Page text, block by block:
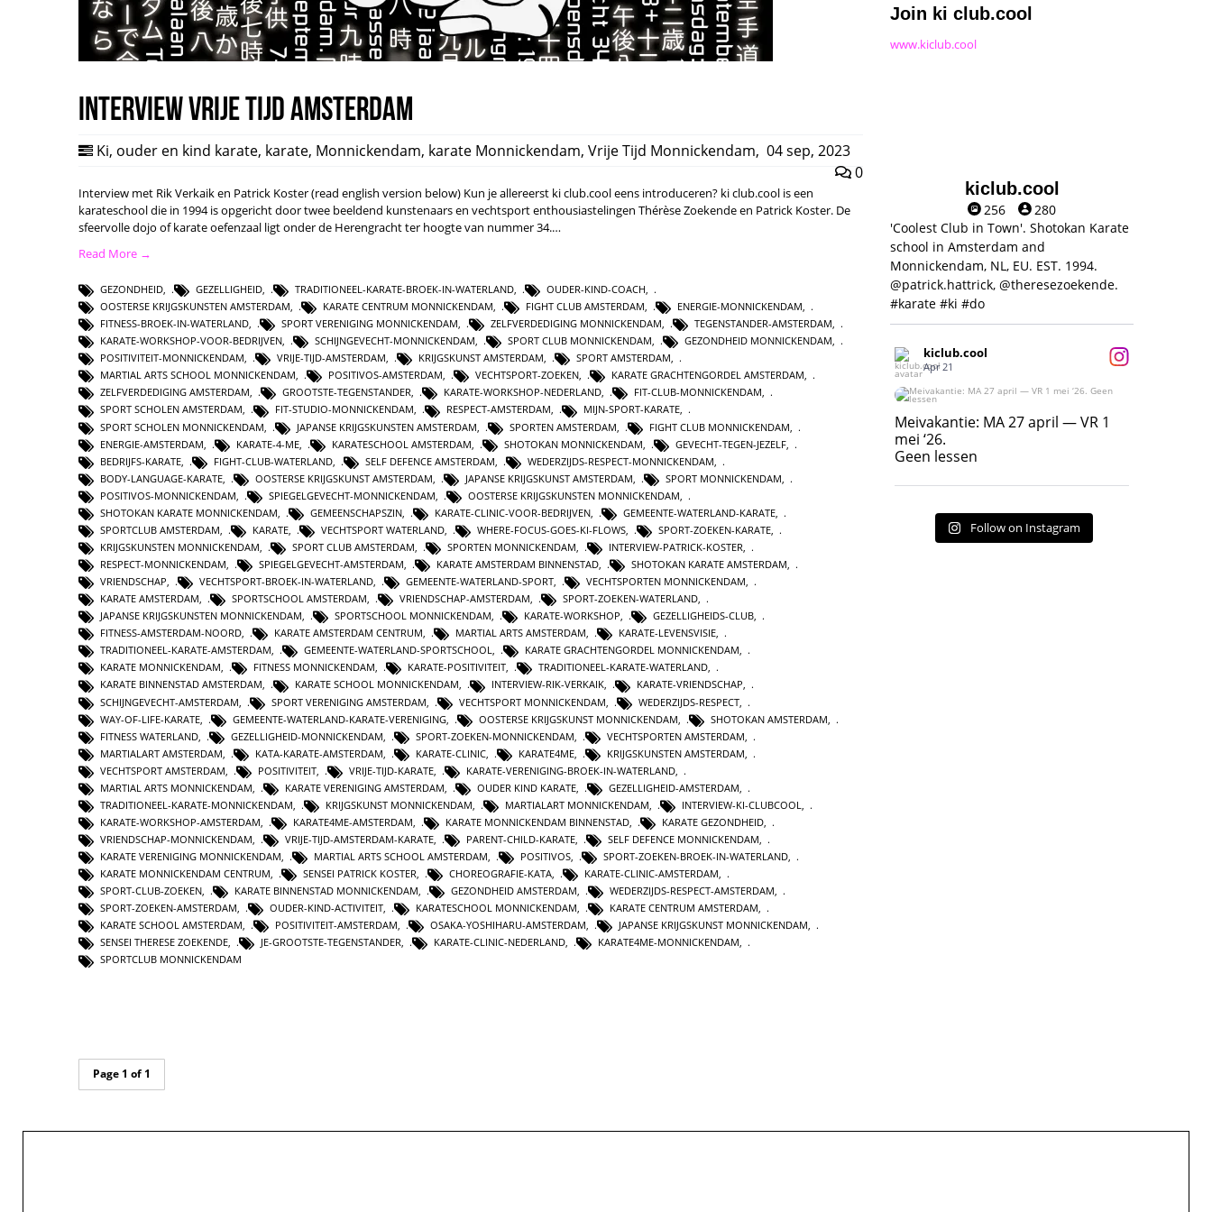
Interview Vrije Tijd Amsterdam
Ki, ouder en kind karate, karate, Monnickendam, karate Monnickendam, Vrije Tijd Monnickendam, 04 sep, 2023
0
Interview met Rik Verkaik en Patrick Koster (read english version below) Kun je allereerst ki club.cool eens introduceren? ki club.cool is een
karateschool die in 1994 is opgericht door twee beeldend kunstenaars en vechtsport enthousiastelingen Thérèse Zoekende en Patrick Koster. De
sfeervolle dojo of karate oefenzaal ligt onder de Herengracht ter hoogte van nummer 34.…
Read More →
GEZONDHEID, GEZELLIGHEID, TRADITIONEEL-KARATE-BROEK-IN-WATERLAND, OUDER-KIND-COACH,
OOSTERSE KRIJGSKUNSTEN AMSTERDAM, KARATE CENTRUM MONNICKENDAM, FIGHT CLUB AMSTERDAM, ENERGIE-MONNICKENDAM,
FITNESS-BROEK-IN-WATERLAND, SPORT VERENIGING MONNICKENDAM, ZELFVERDEDIGING MONNICKENDAM, TEGENSTANDER-AMSTERDAM,
KARATE-WORKSHOP-VOOR-BEDRIJVEN, SCHIJNGEVECHT-MONNICKENDAM, SPORT CLUB MONNICKENDAM, GEZONDHEID MONNICKENDAM,
POSITIVITEIT-MONNICKENDAM, VRIJE-TIJD-AMSTERDAM, KRIJGSKUNST AMSTERDAM, SPORT AMSTERDAM,
MARTIAL ARTS SCHOOL MONNICKENDAM, POSITIVOS-AMSTERDAM, VECHTSPORT-ZOEKEN, KARATE GRACHTENGORDEL AMSTERDAM,
ZELFVERDEDIGING AMSTERDAM, GROOTSTE-TEGENSTANDER, KARATE-WORKSHOP-NEDERLAND, FIT-CLUB-MONNICKENDAM,
SPORT SCHOLEN AMSTERDAM, FIT-STUDIO-MONNICKENDAM, RESPECT-AMSTERDAM, MIJN-SPORT-KARATE,
SPORT SCHOLEN MONNICKENDAM
JAPANSE KRIJGSKUNSTEN AMSTERDAM SPORTEN AMSTERDAM FIGHT CLUB MONNICKENDAM
ENERGIE-AMSTERDAM
KARATE-4-ME KARATESCHOOL AMSTERDAM SHOTOKAN MONNICKENDAM GEVECHT-TEGEN-JEZELF
BEDRIJFS-KARATE
FIGHT-CLUB-WATERLAND SELF DEFENCE AMSTERDAM WEDERZIJDS-RESPECT-MONNICKENDAM
BODY-LANGUAGE-KARATE
OOSTERSE KRIJGSKUNST AMSTERDAM JAPANSE KRIJGSKUNST AMSTERDAM SPORT MONNICKENDAM
POSITIVOS-MONNICKENDAM
SPIEGELGEVECHT-MONNICKENDAM OOSTERSE KRIJGSKUNSTEN MONNICKENDAM
SHOTOKAN KARATE MONNICKENDAM
GEMEENSCHAPSZIN KARATE-CLINIC-VOOR-BEDRIJVEN GEMEENTE-WATERLAND-KARATE
SPORTCLUB AMSTERDAM
KARATE VECHTSPORT WATERLAND WHERE-FOCUS-GOES-KI-FLOWS SPORT-ZOEKEN-KARATE
KRIJGSKUNSTEN MONNICKENDAM
SPORT CLUB AMSTERDAM SPORTEN MONNICKENDAM INTERVIEW-PATRICK-KOSTER
RESPECT-MONNICKENDAM, SPIEGELGEVECHT-AMSTERDAM, KARATE AMSTERDAM BINNENSTAD, SHOTOKAN KARATE AMSTERDAM,
VRIENDSCHAP, VECHTSPORT-BROEK-IN-WATERLAND, GEMEENTE-WATERLAND-SPORT, VECHTSPORTEN MONNICKENDAM,
KARATE AMSTERDAM, SPORTSCHOOL AMSTERDAM, VRIENDSCHAP-AMSTERDAM, SPORT-ZOEKEN-WATERLAND,
JAPANSE KRIJGSKUNSTEN MONNICKENDAM, SPORTSCHOOL MONNICKENDAM, KARATE-WORKSHOP, GEZELLIGHEIDS-CLUB,
FITNESS-AMSTERDAM-NOORD, KARATE AMSTERDAM CENTRUM, MARTIAL ARTS AMSTERDAM, KARATE-LEVENSVISIE,
TRADITIONEEL-KARATE-AMSTERDAM, GEMEENTE-WATERLAND-SPORTSCHOOL, KARATE GRACHTENGORDEL MONNICKENDAM,
KARATE MONNICKENDAM, FITNESS MONNICKENDAM, KARATE-POSITIVITEIT, TRADITIONEEL-KARATE-WATERLAND,
KARATE BINNENSTAD AMSTERDAM, KARATE SCHOOL MONNICKENDAM, INTERVIEW-RIK-VERKAIK, KARATE-VRIENDSCHAP,
SCHIJNGEVECHT-AMSTERDAM
SPORT VERENIGING AMSTERDAM VECHTSPORT MONNICKENDAM WEDERZIJDS-RESPECT
WAY-OF-LIFE-KARATE
GEMEENTE-WATERLAND-KARATE-VERENIGING OOSTERSE KRIJGSKUNST MONNICKENDAM SHOTOKAN AMSTERDAM
FITNESS WATERLAND
GEZELLIGHEID-MONNICKENDAM SPORT-ZOEKEN-MONNICKENDAM VECHTSPORTEN AMSTERDAM
MARTIALART AMSTERDAM
KATA-KARATE-AMSTERDAM KARATE-CLINIC KARATE4ME KRIJGSKUNSTEN AMSTERDAM
VECHTSPORT AMSTERDAM
POSITIVITEIT VRIJE-TIJD-KARATE KARATE-VERENIGING-BROEK-IN-WATERLAND
MARTIAL ARTS MONNICKENDAM
KARATE VERENIGING AMSTERDAM OUDER KIND KARATE GEZELLIGHEID-AMSTERDAM
TRADITIONEEL-KARATE-MONNICKENDAM
KRIJGSKUNST MONNICKENDAM MARTIALART MONNICKENDAM INTERVIEW-KI-CLUBCOOL
KARATE-WORKSHOP-AMSTERDAM
KARATE4ME-AMSTERDAM KARATE MONNICKENDAM BINNENSTAD KARATE GEZONDHEID
VRIENDSCHAP-MONNICKENDAM, VRIJE-TIJD-AMSTERDAM-KARATE, PARENT-CHILD-KARATE, SELF DEFENCE MONNICKENDAM,
KARATE VERENIGING MONNICKENDAM, MARTIAL ARTS SCHOOL AMSTERDAM, POSITIVOS, SPORT-ZOEKEN-BROEK-IN-WATERLAND,
KARATE MONNICKENDAM CENTRUM, SENSEI PATRICK KOSTER, CHOREOGRAFIE-KATA, KARATE-CLINIC-AMSTERDAM,
SPORT-CLUB-ZOEKEN, KARATE BINNENSTAD MONNICKENDAM, GEZONDHEID AMSTERDAM, WEDERZIJDS-RESPECT-AMSTERDAM,
SPORT-ZOEKEN-AMSTERDAM, OUDER-KIND-ACTIVITEIT, KARATESCHOOL MONNICKENDAM, KARATE CENTRUM AMSTERDAM,
KARATE SCHOOL AMSTERDAM, POSITIVITEIT-AMSTERDAM, OSAKA-YOSHIHARU-AMSTERDAM, JAPANSE KRIJGSKUNST MONNICKENDAM,
SENSEI THERESE ZOEKENDE, JE-GROOTSTE-TEGENSTANDER, KARATE-CLINIC-NEDERLAND, KARATE4ME-MONNICKENDAM,
SPORTCLUB MONNICKENDAM
Page 1 of 1
Join ki club.cool
www.kiclub.cool
kiclub.cool
256
280
'Coolest Club in Town'. Shotokan Karate
school in Amsterdam and
Monnickendam, NL, EU. EST. 1994.
@patrick.hattrick, @theresezoekende.
#karate #ki #do
kiclub.cool
Apr 21
Meivakantie: MA 27 april — VR 1 mei ‘26.
Geen lessen
17
Meivakantie: MA 27 april — VR 1
mei ‘26.
Geen lessen
Follow on Instagram